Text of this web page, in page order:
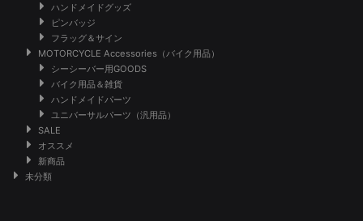
ハンドメイドグッズ
ピンバッジ
フラッグ＆サイン
MOTORCYCLE Accessories（バイク用品）
シーシーバー用GOODS
バイク用品＆雑貨
ハンドメイドパーツ
ユニバーサルパーツ（汎用品）
SALE
オススメ
新商品
未分類